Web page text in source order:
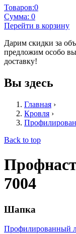
Товаров:0
Сумма: 0
Перейти в корзину
Дарим скидки за
предложим особо
доставку!
Вы здесь
Главная ›
Кровля ›
Back to top
7004
Шапка
Профилированный